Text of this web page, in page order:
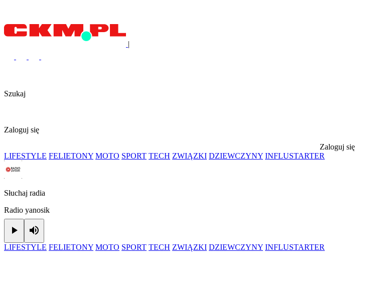
|
Szukaj
Zaloguj się
Zaloguj się
LIFESTYLE FELIETONY MOTO SPORT TECH ZWIĄZKI DZIEWCZYNY INFLUSTARTER
Słuchaj radia
Radio yanosik
Play
LIFESTYLE FELIETONY MOTO SPORT TECH ZWIĄZKI DZIEWCZYNY INFLUSTARTER